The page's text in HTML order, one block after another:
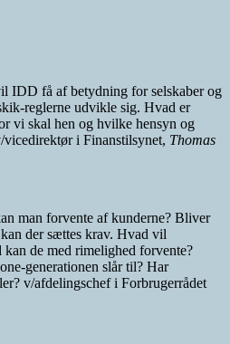
få af betydning for selskaber og
reglerne udvikle sig. Hvad er
vi skal hen og hvilke hensyn og
vicedirektør i Finanstilsynet, Thomas
forvente af kunderne? Bliver
der sættes krav. Hvad vil
de med rimelighed forvente?
generationen slår til? Har
v/afdelingschef i Forbrugerrådet